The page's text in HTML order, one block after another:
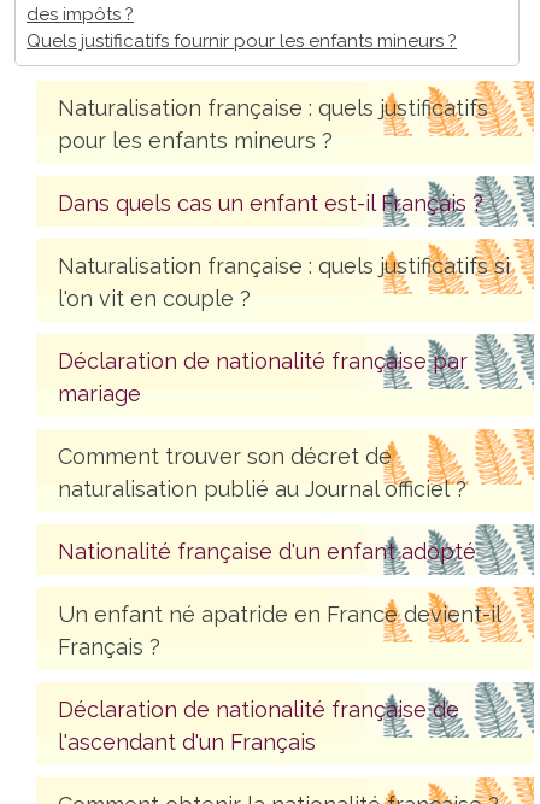
des impôts ?
Quels justificatifs fournir pour les enfants mineurs ?
Naturalisation française : quels justificatifs
pour les enfants mineurs ?
Dans quels cas un enfant est-il Français ?
Naturalisation française : quels justificatifs si
l'on vit en couple ?
Déclaration de nationalité française par
mariage
Comment trouver son décret de
naturalisation publié au Journal officiel ?
Nationalité française d'un enfant adopté
Un enfant né apatride en France devient-il
Français ?
Déclaration de nationalité française de
l'ascendant d'un Français